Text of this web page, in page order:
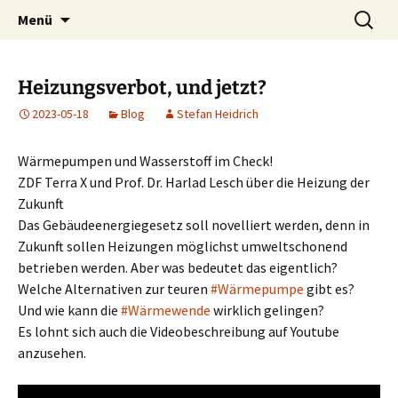
Klimaarbeitskreis
Lauda-Königshofen
Menü
Suchen
nach:
Heizungsverbot, und jetzt?
2023-05-18 Blog Stefan Heidrich
Wärmepumpen und Wasserstoff im Check!
ZDF Terra X und Prof. Dr. Harlad Lesch über die Heizung der
Zukunft
Das Gebäudeenergiegesetz soll novelliert werden, denn in
Zukunft sollen Heizungen möglichst umweltschonend
betrieben werden. Aber was bedeutet das eigentlich?
Welche Alternativen zur teuren #Wärmepumpe gibt es?
Und wie kann die #Wärmewende wirklich gelingen?
Es lohnt sich auch die Videobeschreibung auf Youtube
anzusehen.